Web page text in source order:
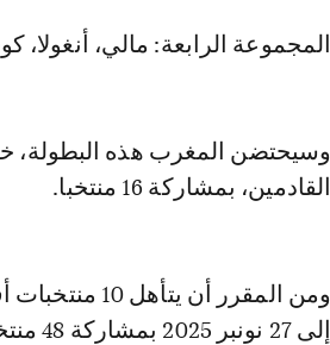
المجموعة الرابعة: مالي، أنغولا،
القادمين، بمشاركة 16 منتخبا.
إلى 27 نونبر 2025 بمشاركة 48 منتخبا.